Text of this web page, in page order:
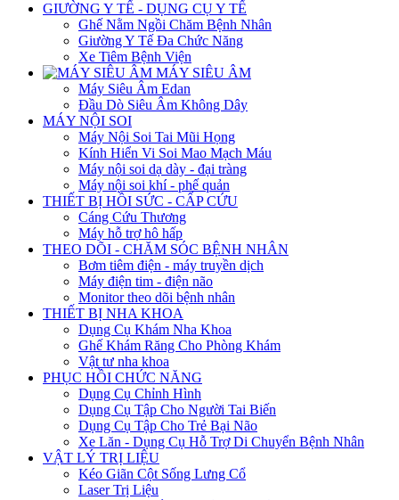
GIƯỜNG Y TẾ - DỤNG CỤ Y TẾ
Ghế Nằm Ngồi Chăm Bệnh Nhân
Giường Y Tế Đa Chức Năng
Xe Tiêm Bệnh Viện
MÁY SIÊU ÂM
Máy Siêu Âm Edan
Đầu Dò Siêu Âm Không Dây
MÁY NỘI SOI
Máy Nội Soi Tai Mũi Họng
Kính Hiển Vi Soi Mao Mạch Máu
Máy nội soi dạ dày - đại tràng
Máy nội soi khí - phế quản
THIẾT BỊ HỒI SỨC - CẤP CỨU
Cáng Cứu Thương
Máy hỗ trợ hô hấp
THEO DÕI - CHĂM SÓC BỆNH NHÂN
Bơm tiêm điện - máy truyền dịch
Máy điện tim - điện não
Monitor theo dõi bệnh nhân
THIẾT BỊ NHA KHOA
Dụng Cụ Khám Nha Khoa
Ghế Khám Răng Cho Phòng Khám
Vật tư nha khoa
PHỤC HỒI CHỨC NĂNG
Dụng Cụ Chỉnh Hình
Dụng Cụ Tập Cho Người Tai Biến
Dụng Cụ Tập Cho Trẻ Bại Não
Xe Lăn - Dụng Cụ Hỗ Trợ Di Chuyển Bệnh Nhân
VẬT LÝ TRỊ LIỆU
Kéo Giãn Cột Sống Lưng Cổ
Laser Trị Liệu